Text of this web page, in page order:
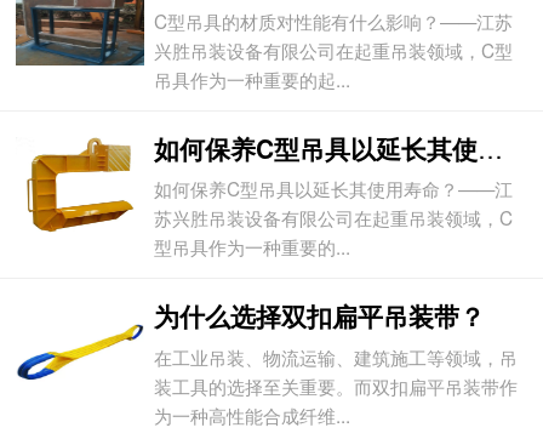
C型吊具的材质对性能有什么影响？——江苏
兴胜吊装设备有限公司在起重吊装领域，C型
吊具作为一种重要的起...
如何保养C型吊具以延长其使用寿命？
如何保养C型吊具以延长其使用寿命？——江
苏兴胜吊装设备有限公司在起重吊装领域，C
型吊具作为一种重要的...
为什么选择双扣扁平吊装带？
在工业吊装、物流运输、建筑施工等领域，吊
装工具的选择至关重要。而双扣扁平吊装带作
为一种高性能合成纤维...